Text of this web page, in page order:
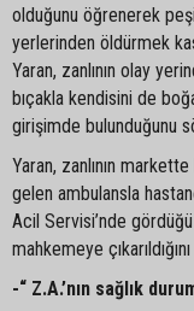
olduğunu öğrenerek
yerlerinden öldürmek
Yaran, zanlının olay
bıçakla kendisini de
girişimde bulunduğunu
Yaran, zanlının
gelen ambulansla
Acil Servisi’nde
mahkemeye
-“ Z.A.’nın sağlık